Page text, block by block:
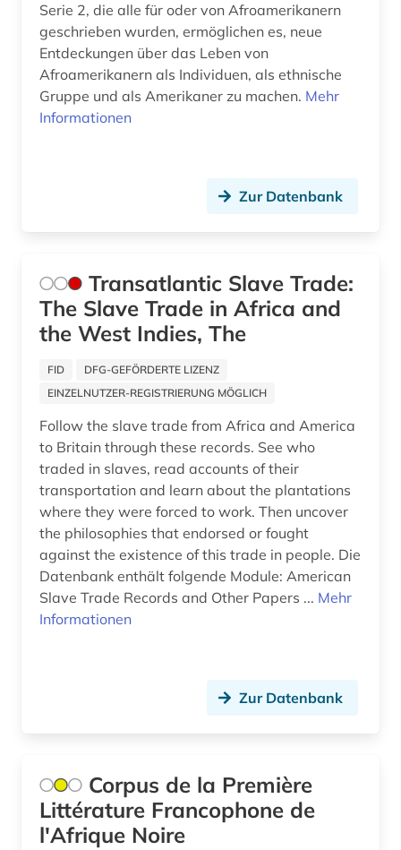
kanada (1)
karibik (1)
karte (1)
katalog (2)
klimaänderung (1)
kolonialismus (8)
koptisch (2)
kreolische sprachen (1)
kultur (2)
kulturanthropologie (1)
kulturerbe (2)
kulturgeschichte (1)
kulturwissenschaften (1)
latein (1)
lateinamerika (1)
Serie 2, die alle für oder von Afroamerikanern
geschrieben wurden, ermöglichen es, neue
Entdeckungen über das Leben von
Afroamerikanern als Individuen, als ethnische
Gruppe und als Amerikaner zu machen. Mehr
Informationen
Zur Datenbank
Transatlantic Slave Trade:
The Slave Trade in Africa and
the West Indies, The
FID
DFG-GEFÖRDERTE LIZENZ
EINZELNUTZER-REGISTRIERUNG MÖGLICH
Follow the slave trade from Africa and America
to Britain through these records. See who
traded in slaves, read accounts of their
transportation and learn about the plantations
where they were forced to work. Then uncover
the philosophies that endorsed or fought
against the existence of this trade in people. Die
Datenbank enthält folgende Module: American
Slave Trade Records and Other Papers ... Mehr
Informationen
Zur Datenbank
Corpus de la Première
Littérature Francophone de
l'Afrique Noire